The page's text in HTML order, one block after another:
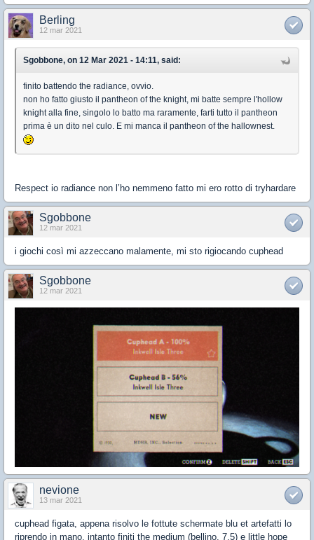
Berling
12 mar 2021
Sgobbone, on 12 Mar 2021 - 14:11, said:
finito battendo the radiance, ovvio.
non ho fatto giusto il pantheon of the knight, mi batte sempre l'hollow
knight alla fine, singolo lo batto ma raramente, farti tutto il pantheon
prima è un dito nel culo. E mi manca il pantheon of the hallownest.
Respect io radiance non l’ho nemmeno fatto mi ero rotto di tryhardare
Sgobbone
12 mar 2021
i giochi così mi azzeccano malamente, mi sto rigiocando cuphead
Sgobbone
12 mar 2021
nevione
13 mar 2021
cuphead figata, appena risolvo le fottute schermate blu et artefatti lo
riprendo in mano, intanto finiti the medium (bellino, 7.5) e little hope